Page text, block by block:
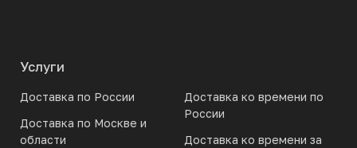
Услуги
Доставка по России
Доставка по Москве и
области
Доставка ко времени по
России
Доставка ко времени за